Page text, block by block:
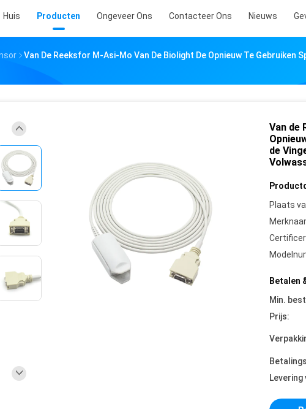
Huis Producten Ongeveer Ons Contacteer Ons Nieuws
Van De Reeksfor M-Asi-Mo Van De Biolight De Opnieuw Te Gebruiken
Van de
de
Plaats
Betalen
Min.
Prijs:
Levering